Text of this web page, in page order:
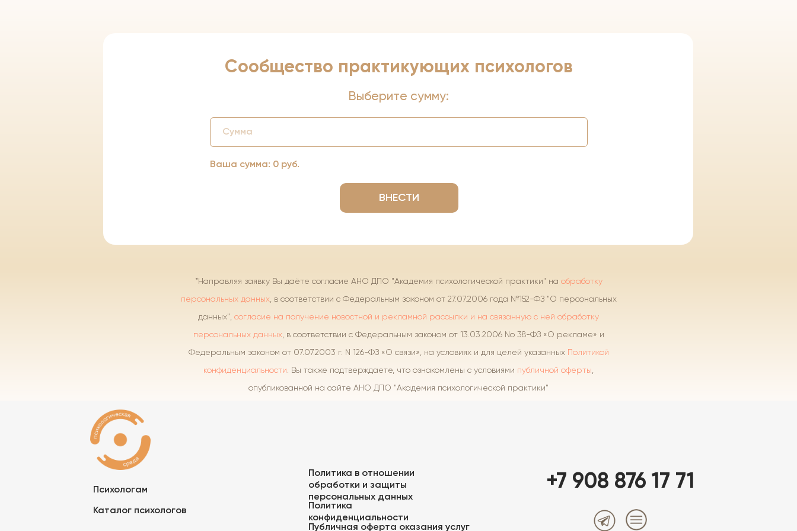
Ваша сумма: 0 руб.
ВНЕСТИ
Сообщество практикующих психологов
Выберите сумму:
*Направляя заявку Вы даёте согласие АНО ДПО "Академия психологической практики" на обработку
персональных данных, в соответствии с Федеральным законом от 27.07.2006 года №152-ФЗ "О персональных
данных", согласие на получение новостной и рекламной рассылки и на связанную с ней обработку
персональных данных, в соответствии с Федеральным законом от 13.03.2006 No 38-ФЗ «О рекламе» и
Федеральным законом от 07.07.2003 г. N 126-ФЗ «О связи», на условиях и для целей указанных Политикой
конфиденциальности. Вы также подтверждаете, что ознакомлены с условиями публичной оферты,
опубликованной на сайте АНО ДПО "Академия психологической практики"
Политика в отношении
обработки и защиты
персональных данных
Политика
конфиденциальности
Публичная оферта оказания услуг
Психологам
Каталог психологов
+7 908 876 17 71